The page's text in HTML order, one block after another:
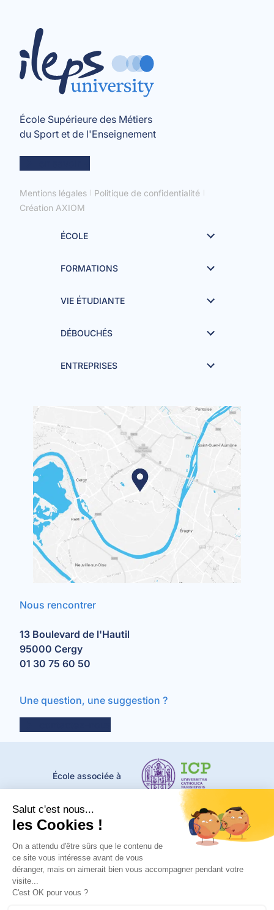
École Supérieure des Métiers
du Sport et de l'Enseignement
Mentions légales
Politique de confidentialité
Création AXIOM
ÉCOLE
FORMATIONS
VIE ÉTUDIANTE
DÉBOUCHÉS
ENTREPRISES
Nous rencontrer
13 Boulevard de l'Hautil
95000 Cergy
01 30 75 60 50
Une question, une suggestion ?
École associée à